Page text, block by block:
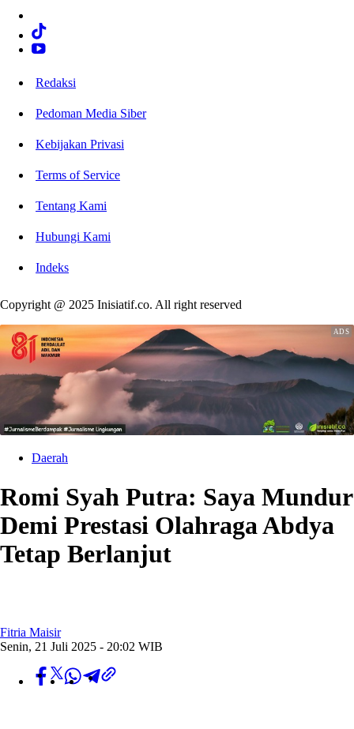
Redaksi
Pedoman Media Siber
Kebijakan Privasi
Terms of Service
Tentang Kami
Hubungi Kami
Indeks
Copyright @ 2025 Inisiatif.co. All right reserved
Daerah
Romi Syah Putra: Saya Mundur
Demi Prestasi Olahraga Abdya
Tetap Berlanjut
Fitria Maisir
Senin, 21 Juli 2025 - 20:02 WIB